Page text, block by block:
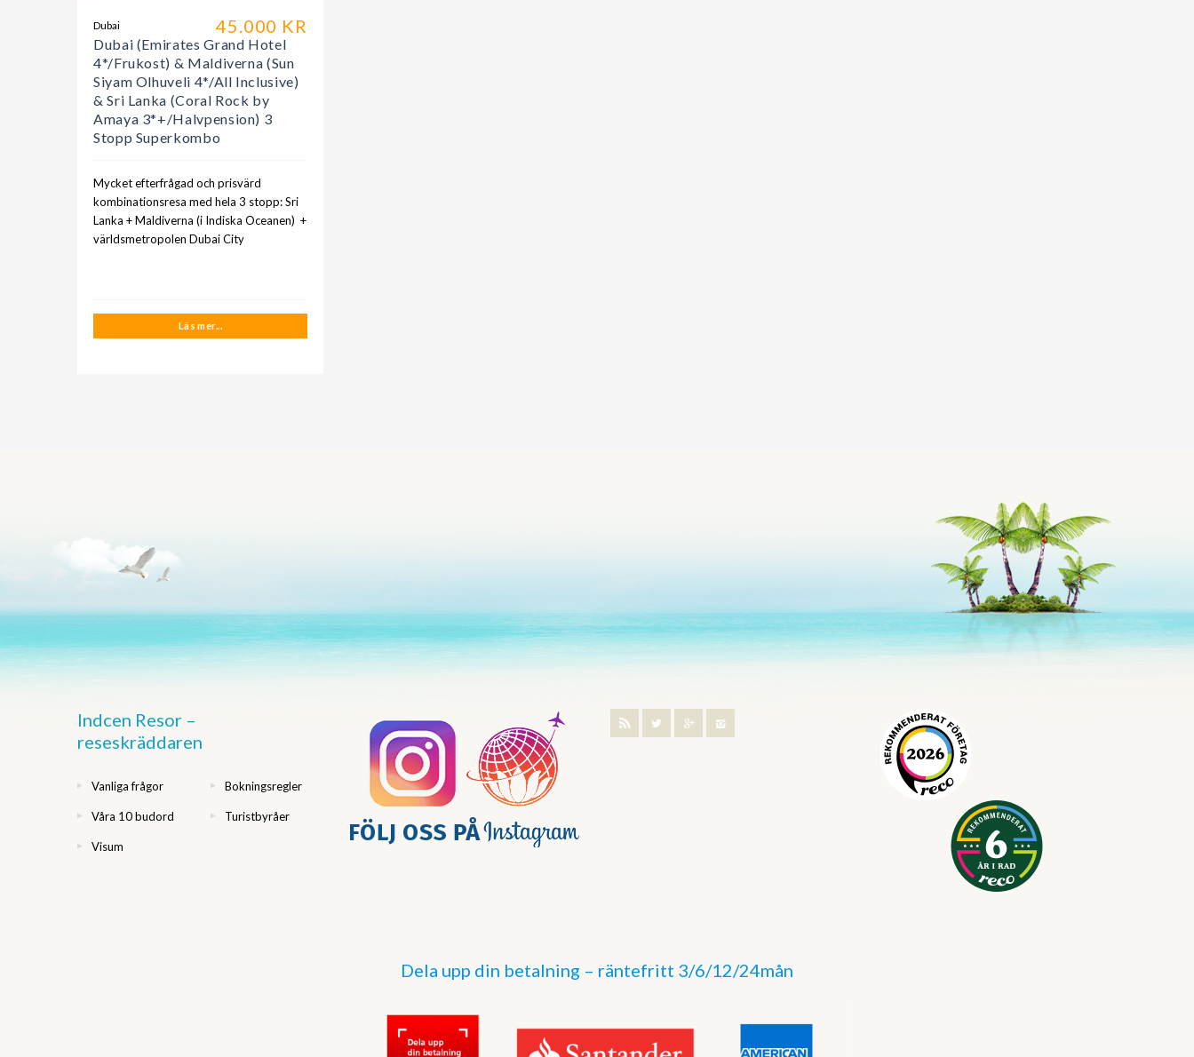
45.000 KR
Dubai
Dubai (Emirates Grand Hotel
4*/Frukost) & Maldiverna (Sun
Siyam Olhuveli 4*/All Inclusive)
& Sri Lanka (Coral Rock by
Amaya 3*+/Halvpension) 3
Stopp Superkombo
Mycket efterfrågad och prisvärd
kombinationsresa med hela 3 stopp: Sri
Lanka + Maldiverna (i Indiska Oceanen) +
världsmetropolen Dubai City
Läs mer...
Indcen Resor –
reseskräddaren
Vanliga frågor Bokningsregler
Våra 10 budord Turistbyråer
Visum
Dela upp din betalning – räntefritt 3/6/12/24mån